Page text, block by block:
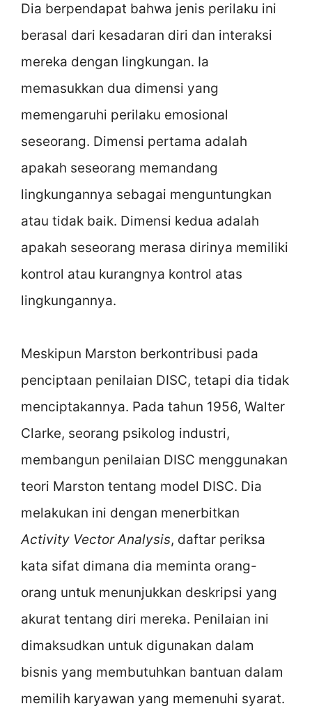
Dia berpendapat bahwa jenis perilaku ini
berasal dari kesadaran diri dan interaksi
mereka dengan lingkungan. Ia
memasukkan dua dimensi yang
memengaruhi perilaku emosional
seseorang. Dimensi pertama adalah
apakah seseorang memandang
lingkungannya sebagai menguntungkan
atau tidak baik. Dimensi kedua adalah
apakah seseorang merasa dirinya memiliki
kontrol atau kurangnya kontrol atas
lingkungannya.
Meskipun Marston berkontribusi pada
penciptaan penilaian DISC, tetapi dia tidak
menciptakannya. Pada tahun 1956, Walter
Clarke, seorang psikolog industri,
membangun penilaian DISC menggunakan
teori Marston tentang model DISC. Dia
melakukan ini dengan menerbitkan
Activity Vector Analysis, daftar periksa
kata sifat dimana dia meminta orang-
orang untuk menunjukkan deskripsi yang
akurat tentang diri mereka. Penilaian ini
dimaksudkan untuk digunakan dalam
bisnis yang membutuhkan bantuan dalam
memilih karyawan yang memenuhi syarat.